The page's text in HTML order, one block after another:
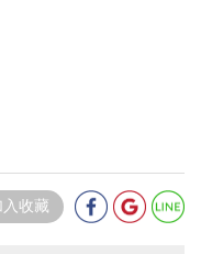
入收藏